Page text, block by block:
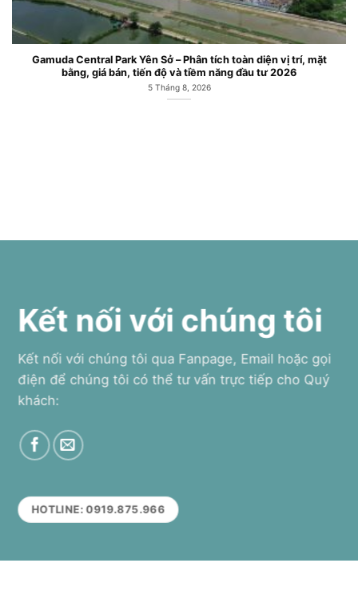
Gamuda Central Park Yên Sở – Phân tích toàn diện vị trí, mặt
bằng, giá bán, tiến độ và tiềm năng đầu tư 2026
5 Tháng 8, 2026
Kết nối với chúng tôi
Kết nối với chúng tôi qua Fanpage, Email hoặc gọi
điện để chúng tôi có thể tư vấn trực tiếp cho Quý
khách:
HOTLINE: 0919.875.966